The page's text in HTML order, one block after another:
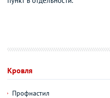
Кровля
Профнастил